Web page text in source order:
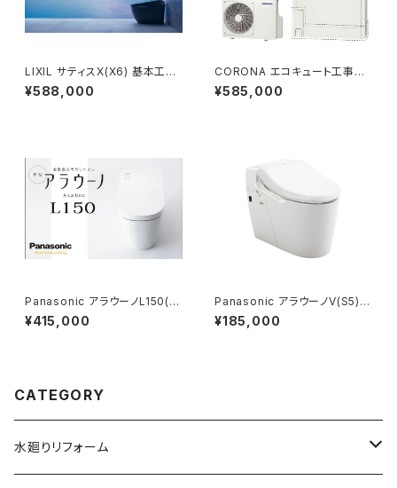
LIXIL サティスX(X6) 基本工事
費コミコミプラン
¥588,000
CORONA エコキュート工事費
コミコミプラン
¥585,000
Panasonic アラウーノL150(タ
イプ0)基本工事費コミコミプラ
ン
¥415,000
Panasonic アラウーノV(S5)基
本工事費コミコミプラン
¥185,000
CATEGORY
水廻りリフォーム